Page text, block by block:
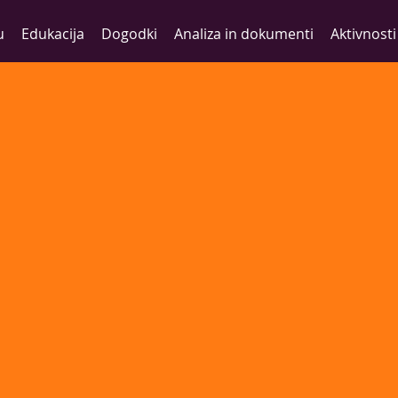
Edukacija Dogodki Analiza in dokumenti Aktivnosti